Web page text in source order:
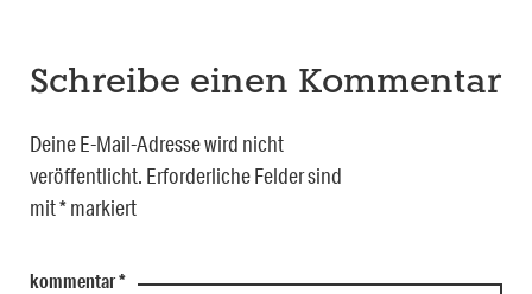
Schreibe einen Kommentar
Deine E-Mail-Adresse wird nicht
veröffentlicht. Erforderliche Felder sind
mit*markiert
kommentar*